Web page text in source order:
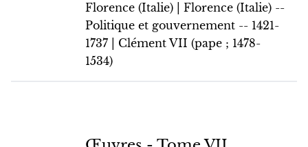
Florence (Italie) | Florence (Italie) --
Politique et gouvernement -- 1421-
1737 | Clément VII (pape ; 1478-
1534)